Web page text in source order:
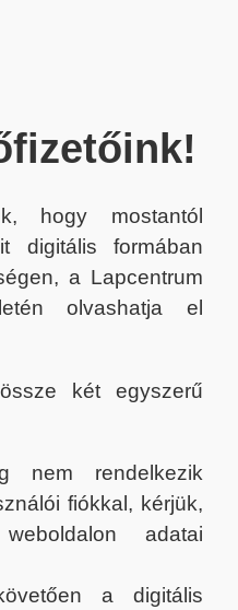
hogy mostantól
digitális formában
a Lapcentrum
olvashatja el
két egyszerű
nem rendelkezik
fiókkal, kérjük,
adatai
a digitális